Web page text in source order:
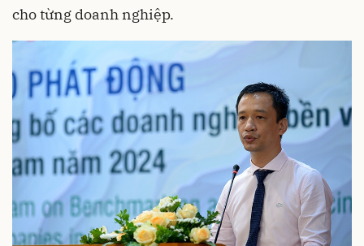
cho từng doanh nghiệp.